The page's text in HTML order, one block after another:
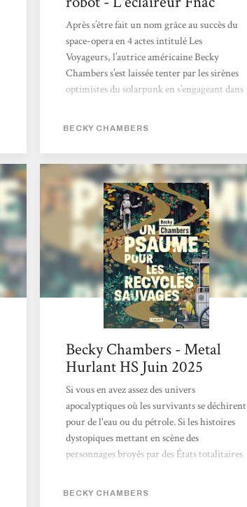
Après s’être fait un nom grâce au succès du
space-opera en 4 actes intitulé Les
Voyageurs, l’autrice américaine Becky
Chambers s’est laissée tenter par les sirènes
optimistes du solarpunk en s’engageant dans
pérégrinations d’un duo pour le moins
baroque composé d’un homme de foi et d’un
cyborg curieux dans un monde apaisé où
l’humanité, la technologie et la nature
coexistent enfin pacifiquement. Après...
BECKY CHAMBERS
Becky Chambers - Metal
Hurlant HS Juin 2025
Si vous en avez assez des univers
apocalyptiques où les survivants se déchirent
pour de l'eau ou du pétrole. Si les histoires
dystopiques mettant en scène des
personnages broyés par des États totalitaires
BECKY CHAMBERS